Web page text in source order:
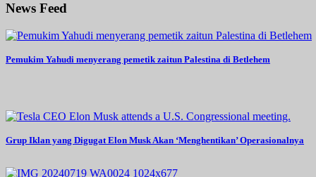
News Feed
Pemukim Yahudi menyerang pemetik zaitun Palestina di Betlehem
Grup Iklan yang Digugat Elon Musk Akan ‘Menghentikan’ Operasionalnya